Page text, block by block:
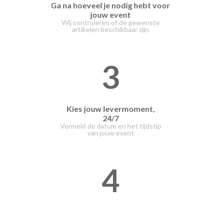
Ga na hoeveel je nodig hebt voor
jouw event
Wij controleren of de gewenste
artikelen beschikbaar zijn
3
Kies jouw levermoment,
24/7
Vermeld de datum en het tijdstip
van jouw event
4